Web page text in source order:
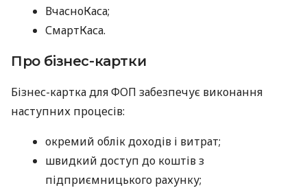
ВчасноКаса;
СмартКаса.
Про бізнес-картки
Бізнес-картка для ФОП забезпечує виконання
наступних процесів:
окремий облік доходів і витрат;
швидкий доступ до коштів з
підприємницького рахунку;